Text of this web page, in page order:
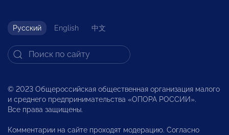
Русский English 中文
© 2023 Общероссийская общественная организация малого
и среднего предпринимательства «ОПОРА РОССИИ».
Все права защищены.
Комментарии на сайте проходят модерацию. Согласно